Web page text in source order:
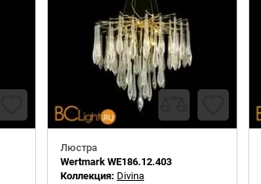
Люстра
Wertmark WE186.12.403
Коллекция: Divina